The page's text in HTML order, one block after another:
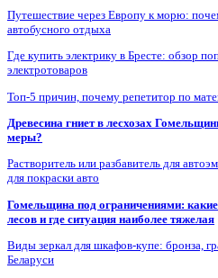
Путешествие через Европу к морю:
автобусного отдыха
Где купить электрику в Бресте: обзор
электротоваров
Топ-5 причин, почему репетитор по
Древесина гниет в лесхозах
меры?
Растворитель или разбавитель для
для покраски авто
Гомельщина под ограничениями:
лесов и где ситуация наиболее тяжелая
Виды зеркал для шкафов-купе: бронза,
Беларуси